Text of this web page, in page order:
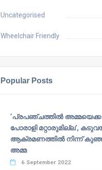
Uncategorised
Wheelchair Friendly
Popular Posts
‘പ്രപഞ്ചത്തില്‍
പോരാളി മറ്റാരുമില്ല’,
ആക്രമണത്തില്‍ നിന്ന്
അമ്മ
6 September 2022